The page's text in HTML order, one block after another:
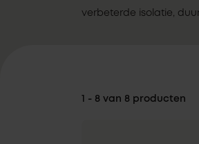
verbeterde isolatie,
1 - 8 van 8 producten